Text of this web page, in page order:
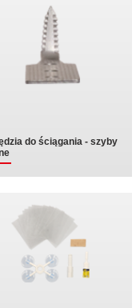
do ściągania - szyby